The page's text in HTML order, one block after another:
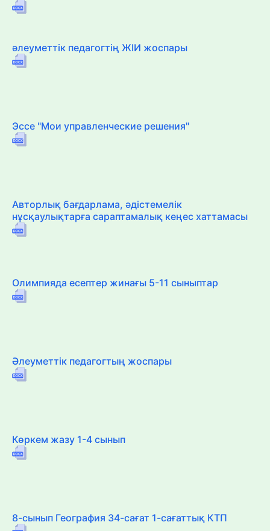
әлеуметтік педагогтің ЖІИ жоспары
Эссе "Мои управленческие решения"
Авторлық бағдарлама, әдістемелік
нұсқаулықтарға сараптамалық кеңес хаттамасы
Олимпияда есептер жинағы 5-11 сыныптар
Әлеуметтік педагогтың жоспары
Көркем жазу 1-4 сынып
8-сынып География 34-сағат 1-сағаттық КТП